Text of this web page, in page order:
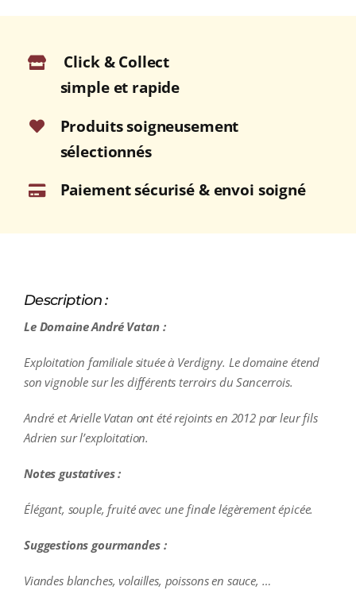
Click & Collect
simple et rapide
Produits soigneusement
sélectionnés
Paiement sécurisé & envoi soigné
Description :
Le Domaine André Vatan :
Exploitation familiale située à Verdigny. Le domaine étend
son vignoble sur les différents terroirs du Sancerrois.
André et Arielle Vatan ont été rejoints en 2012 par leur fils
Adrien sur l’exploitation.
Notes gustatives :
Élégant, souple, fruité avec une finale légèrement épicée.
Suggestions gourmandes :
Viandes blanches, volailles, poissons en sauce, …